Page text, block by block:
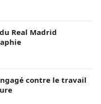
Real Madrid
contre le travail